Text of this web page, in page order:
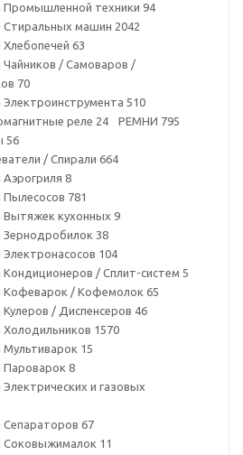
Промышленной техники 94
Стиральных машин 2042
Хлебопечей 63
Чайников / Самоваров /
70
Электроинструмента 510
реле 24 РЕМНИ 795
56
/ Спирали 664
Аэрогриля 8
Пылесосов 781
Вытяжек кухонных 9
Зернодробилок 38
Электронасосов 104
Кондиционеров / Сплит-систем 5
Кофеварок / Кофемолок 65
Кулеров / Диспенсеров 46
Холодильников 1570
Мультиварок 15
Пароварок 8
Электрических и газовых
Сепараторов 67
Соковыжималок 11